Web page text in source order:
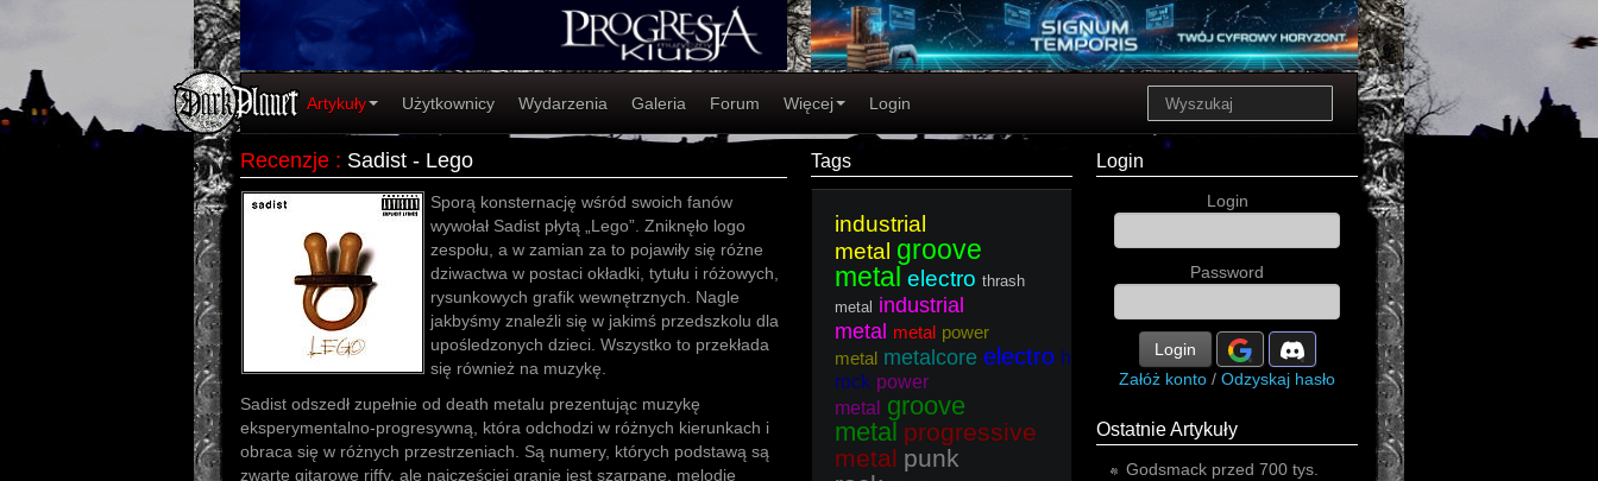
Artykuły Użytkownicy Wydarzenia Galeria Forum Więcej Login
Recenzje : Sadist - Lego
Sporą konsternację wśród swoich fanów
wywołał Sadist płytą „Lego”. Zniknęło logo
zespołu, a w zamian za to pojawiły się różne
dziwactwa w postaci okładki, tytułu i różowych,
rysunkowych grafik wewnętrznych. Nagle
jakbyśmy znaleźli się w jakimś przedszkolu dla
upośledzonych dzieci. Wszystko to przekłada
się również na muzykę.
Sadist odszedł zupełnie od death metalu prezentując muzykę
eksperymentalno-progresywną, która odchodzi w różnych kierunkach i
obraca się w różnych przestrzeniach. Są numery, których podstawą są
zwarte gitarowe riffy, ale najczęściej granie jest szarpane, melodie
Tags
industrial
metal groove
metal electro thrash
metal industrial
metal metal power
metal metalcore electro hard
rock power
metal
groove
metal progressive
metal punk
Login
Login
Password
Login
Załóż konto / Odzyskaj hasło
Ostatnie Artykuły
Godsmack przed 700 tys.